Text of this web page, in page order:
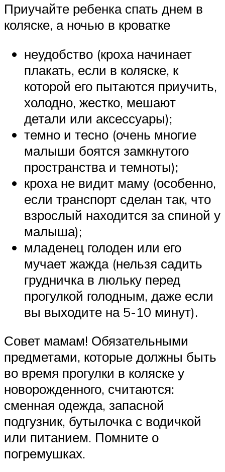
Приучайте ребенка спать днем в
коляске, а ночью в кроватке
неудобство (кроха начинает
плакать, если в коляске, к
которой его пытаются приучить,
холодно, жестко, мешают
детали или аксессуары);
темно и тесно (очень многие
малыши боятся замкнутого
пространства и темноты);
кроха не видит маму (особенно,
если транспорт сделан так, что
взрослый находится за спиной у
малыша);
младенец голоден или его
мучает жажда (нельзя садить
грудничка в люльку перед
прогулкой голодным, даже если
вы выходите на 5-10 минут).
Совет мамам! Обязательными
предметами, которые должны быть
во время прогулки в коляске у
новорожденного, считаются:
сменная одежда, запасной
подгузник, бутылочка с водичкой
или питанием. Помните о
погремушках.